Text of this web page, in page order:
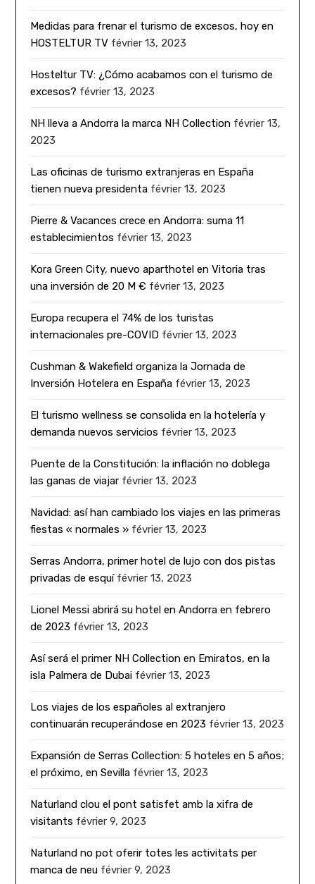
Medidas para frenar el turismo de excesos, hoy en
HOSTELTUR TV février 13, 2023
Hosteltur TV: ¿Cómo acabamos con el turismo de
excesos? février 13, 2023
NH lleva a Andorra la marca NH Collection février 13,
2023
Las oficinas de turismo extranjeras en España
tienen nueva presidenta février 13, 2023
Pierre & Vacances crece en Andorra: suma 11
establecimientos février 13, 2023
Kora Green City, nuevo aparthotel en Vitoria tras
una inversión de 20 M € février 13, 2023
Europa recupera el 74% de los turistas
internacionales pre-COVID février 13, 2023
Cushman & Wakefield organiza la Jornada de
Inversión Hotelera en España février 13, 2023
El turismo wellness se consolida en la hotelería y
demanda nuevos servicios février 13, 2023
Puente de la Constitución: la inflación no doblega
las ganas de viajar février 13, 2023
Navidad: así han cambiado los viajes en las primeras
fiestas « normales » février 13, 2023
Serras Andorra, primer hotel de lujo con dos pistas
privadas de esquí février 13, 2023
Lionel Messi abrirá su hotel en Andorra en febrero
de 2023 février 13, 2023
Así será el primer NH Collection en Emiratos, en la
isla Palmera de Dubai février 13, 2023
Los viajes de los españoles al extranjero
continuarán recuperándose en 2023 février 13, 2023
Expansión de Serras Collection: 5 hoteles en 5 años;
el próximo, en Sevilla février 13, 2023
Naturland clou el pont satisfet amb la xifra de
visitants février 9, 2023
Naturland no pot oferir totes les activitats per
manca de neu février 9, 2023